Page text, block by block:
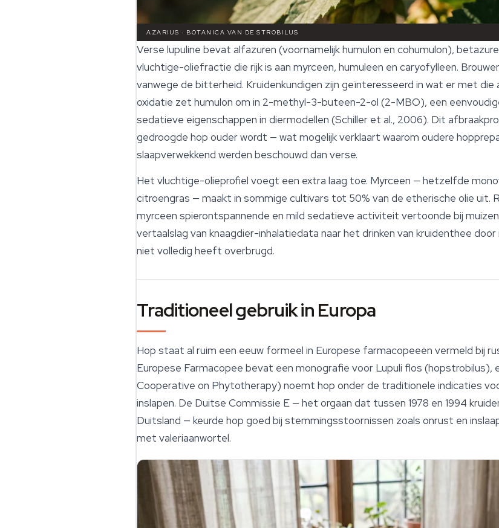
AZARIUS · BOTANICA VAN DE STROBILUS
Verse lupuline bevat alfazuren (voornamelijk humulon en cohumulon),
vluchtige-oliefractie die rijk is aan myrceen, humuleen en caryofylleen.
vanwege de bitterheid. Kruidenkundigen zijn geïnteresseerd in wat er met
oxidatie zet humulon om in 2-methyl-3-buteen-2-ol (2-MBO), een
sedatieve eigenschappen in diermodellen (Schiller et al., 2006). Dit
gedroogde hop ouder wordt — wat mogelijk verklaart waarom oudere
slaapverwekkend werden beschouwd dan verse.
Het vluchtige-olieprofiel voegt een extra laag toe. Myrceen — hetzelfde
citroengras — maakt in sommige cultivars tot 50% van de etherische olie uit.
myrceen spierontspannende en mild sedatieve activiteit vertoonde bij
vertaalslag van knaagdier-inhalatiedata naar het drinken van kruidenthee door
niet volledig heeft overbrugd.
Traditioneel gebruik in Europa
Hop staat al ruim een eeuw formeel in Europese farmacopeeën vermeld bij
Europese Farmacopee bevat een monografie voor Lupuli flos (hopstrobilus),
Cooperative on Phytotherapy) noemt hop onder de traditionele indicaties
inslapen. De Duitse Commissie E — het orgaan dat tussen 1978 en 1994
Duitsland — keurde hop goed bij stemmingsstoornissen zoals onrust en
met valeriaanwortel.